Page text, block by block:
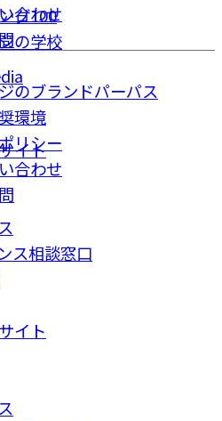
グ100
の学校
合わせ
のブランドパーパス
環境
リシー
合わせ
イト
ス相談窓⼝
イト